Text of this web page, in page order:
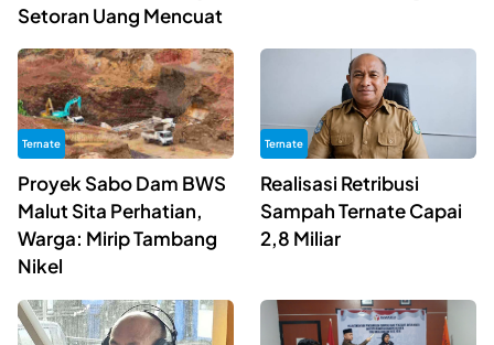
Setoran Uang Mencuat
Ternate
Proyek Sabo Dam BWS
Malut Sita Perhatian,
Warga: Mirip Tambang
Nikel
Ternate
Realisasi Retribusi
Sampah Ternate Capai
2,8 Miliar